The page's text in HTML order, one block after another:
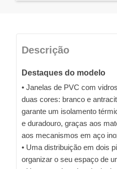
Descrição
Destaques do modelo
• Janelas de PVC com
duas cores: branco e
garante um isolamento
e duradouro, graças aos
aos mecanismos em aço
• Uma distribuição em dois
organizar o seu espaço de